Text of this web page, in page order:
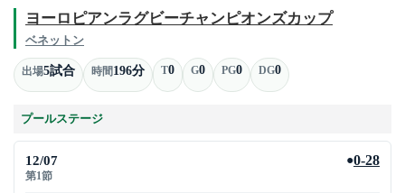
ヨーロピアンラグビーチャンピオンズカップ
ベネットン
出場5試合 時間196分 T0 G0 PG0 DG0
プールステージ
12/07
第1節
●0-28